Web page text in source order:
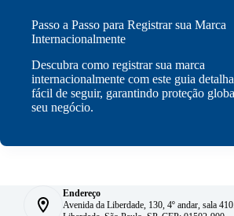
Passo a Passo para Registrar sua Marca
Internacionalmente
Descubra como registrar sua marca
internacionalmente com este guia
fácil de seguir, garantindo proteção
seu negócio.
Endereço
Avenida da Liberdade, 130, 4º andar, sala 410.